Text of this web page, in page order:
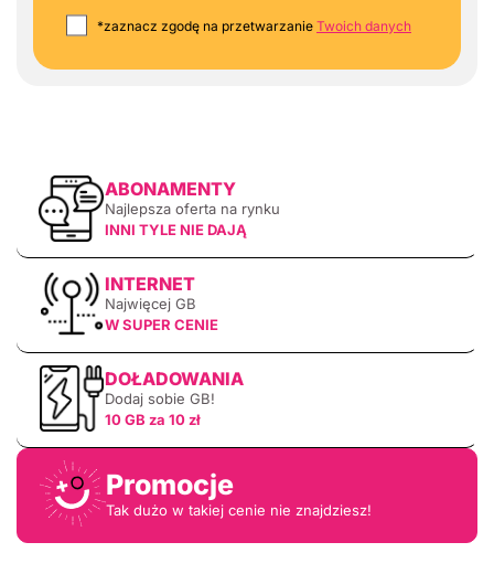
*zaznacz zgodę na przetwarzanie Twoich danych
ABONAMENTY
Najlepsza oferta na rynku
INNI TYLE NIE DAJĄ
INTERNET
Najwięcej GB
W SUPER CENIE
DOŁADOWANIA
Dodaj sobie GB!
10 GB za 10 zł
Promocje
Tak dużo w takiej cenie nie znajdziesz!